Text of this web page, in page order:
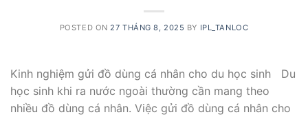
POSTED ON 27 THÁNG 8, 2025 BY IPL_TANLOC
Kinh nghiệm gửi đồ dùng cá nhân cho du học sinh Du
học sinh khi ra nước ngoài thường cần mang theo
nhiều đồ dùng cá nhân. Việc gửi đồ dùng cá nhân cho